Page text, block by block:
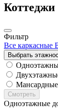
Коттеджи
Фильтр
Все каркасные
Выбрать
Мансардные
Смотреть
Одноэтажные